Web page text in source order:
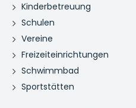
Kinderbetreuung
Schulen
Vereine
Freizeiteinrichtungen
Schwimmbad
Sportstätten